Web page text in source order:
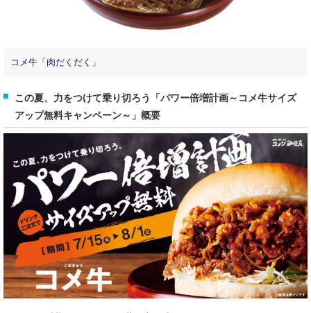
コメ牛「肉だくだく」
この夏、力をつけて乗り切ろう「パワー倍増計画～コメ牛サイズ
アップ無料キャンペーン～」概要